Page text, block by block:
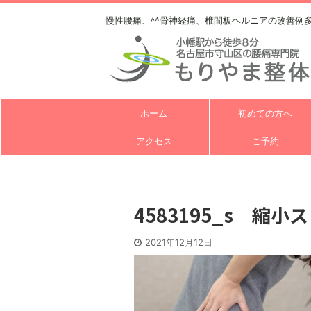
慢性腰痛、坐骨神経痛、椎間板ヘルニアの改善例
ホーム 初めての方へ
アクセス ご予約
4583195_s 縮小
2021年12月12日